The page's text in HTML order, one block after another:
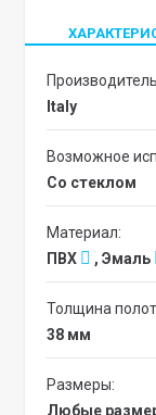
Italy
Возможное
со стеклом
Материал:
ПВХ
, Эмаль
Толщина
38 мм
Размеры:
Любые